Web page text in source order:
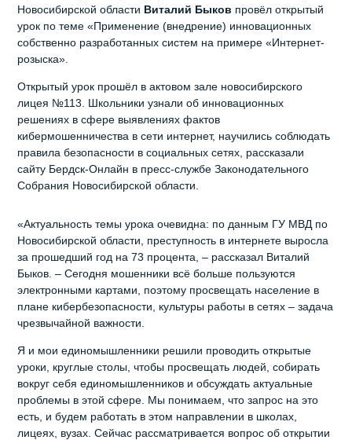
Новосибирской области Виталий Быков провёл открытый
урок по теме «Применение (внедрение) инновационных
собственно разработанных систем на примере «Интернет-
розыска».
Открытый урок прошёл в актовом зале новосибирского
лицея №113. Школьники узнали об инновационных
решениях в сфере выявлениях фактов
кибермошенничества в сети интернет, научились соблюдать
правила безопасности в социальных сетях, рассказали
сайту Бердск-Онлайн в пресс-службе Законодательного
Собрания Новосибирской области.
«Актуальность темы урока очевидна: по данным ГУ МВД по
Новосибирской области, преступность в интернете выросла
за прошедший год на 73 процента, – рассказал Виталий
Быков. – Сегодня мошенники всё больше пользуются
электронными картами, поэтому просвещать население в
плане кибербезопасности, культуры работы в сетях – задача
чрезвычайной важности.
Я и мои единомышленники решили проводить открытые
уроки, круглые столы, чтобы просвещать людей, собирать
вокруг себя единомышленников и обсуждать актуальные
проблемы в этой сфере. Мы понимаем, что запрос на это
есть, и будем работать в этом направлении в школах,
лицеях, вузах. Сейчас рассматривается вопрос об открытии